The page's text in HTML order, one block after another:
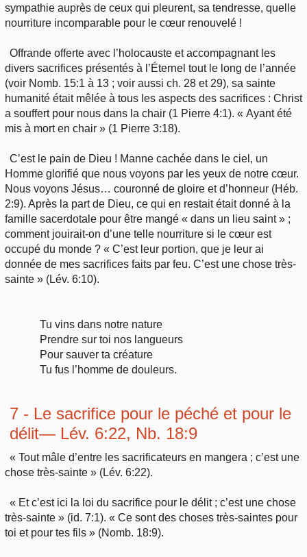
sympathie auprès de ceux qui pleurent, sa tendresse, quelle
nourriture incomparable pour le cœur renouvelé !
Offrande offerte avec l’holocauste et accompagnant les
divers sacrifices présentés à l’Éternel tout le long de l’année
(voir Nomb. 15:1 à 13 ; voir aussi ch. 28 et 29), sa sainte
humanité était mêlée à tous les aspects des sacrifices : Christ
a souffert pour nous dans la chair (1 Pierre 4:1). « Ayant été
mis à mort en chair » (1 Pierre 3:18).
C’est le pain de Dieu ! Manne cachée dans le ciel, un
Homme glorifié que nous voyons par les yeux de notre cœur.
Nous voyons Jésus… couronné de gloire et d’honneur (Héb.
2:9). Après la part de Dieu, ce qui en restait était donné à la
famille sacerdotale pour être mangé « dans un lieu saint » ;
comment jouirait-on d’une telle nourriture si le cœur est
occupé du monde ? « C’est leur portion, que je leur ai
donnée de mes sacrifices faits par feu. C’est une chose très-
sainte » (Lév. 6:10).
Tu vins dans notre nature
Prendre sur toi nos langueurs
Pour sauver ta créature
Tu fus l’homme de douleurs.
7 - Le sacrifice pour le péché et pour le
délit— Lév. 6:22, Nb. 18:9
« Tout mâle d’entre les sacrificateurs en mangera ; c’est une
chose très-sainte » (Lév. 6:22).
« Et c’est ici la loi du sacrifice pour le délit ; c’est une chose
très-sainte » (id. 7:1). « Ce sont des choses très-saintes pour
toi et pour tes fils » (Nomb. 18:9).